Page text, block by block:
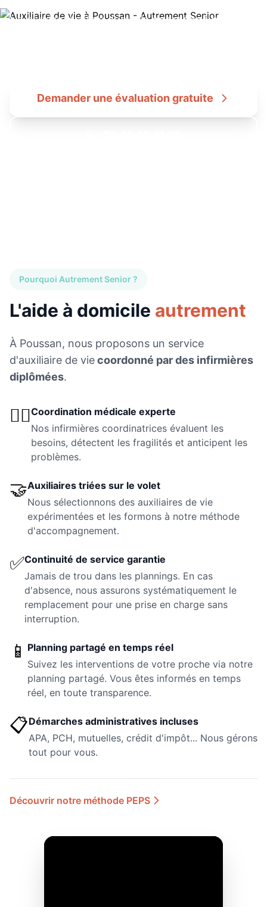
Un service d'aide à domicilecoordonné par des
Demander une évaluation gratuite
Pourquoi Autrement Senior ?
L'aide à domicile autrement
À Poussan, nous proposons un service
d'auxiliaire de viecoordonné par des infirmières
diplômées.
👩‍⚕️Coordination médicale experte
Nos infirmières coordinatrices évaluent les
besoins, détectent les fragilités et anticipent les
problèmes.
🤝Auxiliaires triées sur le volet
Nous sélectionnons des auxiliaires de vie
expérimentées et les formons à notre méthode
d'accompagnement.
✅Continuité de service garantie
Jamais de trou dans les plannings. En cas
d'absence, nous assurons systématiquement le
remplacement pour une prise en charge sans
interruption.
📱 Planning partagé en temps réel
Suivez les interventions de votre proche via notre
planning partagé. Vous êtes informés en temps
réel, en toute transparence.
📋Démarches administratives incluses
APA, PCH, mutuelles, crédit d'impôt... Nous gérons
tout pour vous.
Découvrir notre méthode PEPS